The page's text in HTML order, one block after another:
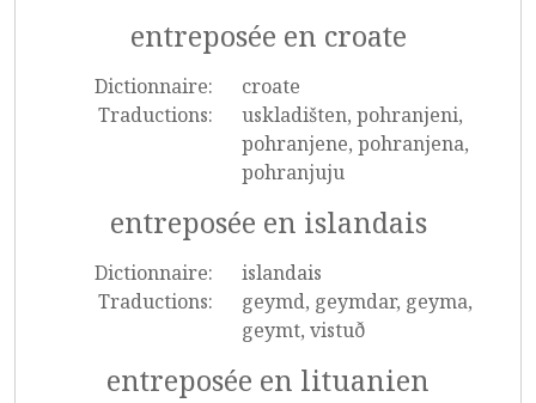
entreposée en croate
Dictionnaire:
croate
Traductions:
uskladišten, pohranjeni,
pohranjene, pohranjena,
pohranjuju
entreposée en islandais
Dictionnaire:
islandais
Traductions:
geymd, geymdar, geyma,
geymt, vistuð
entreposée en lituanien